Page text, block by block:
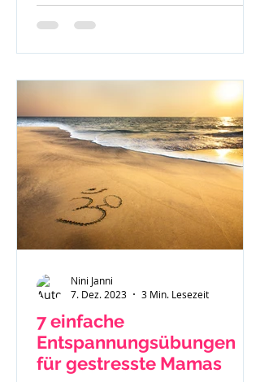
7 einfache
Entspannungsübungen
für gestresste Mamas
Nini Janni
7. Dez. 2023
3 Min. Lesezeit